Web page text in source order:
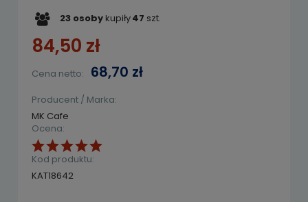
23 osoby kupiły47 szt.
84,50 zł
Cena netto: 68,70 zł
Ocena:
Producent / Marka:
MK Cafe
Kod produktu:
KAT18642